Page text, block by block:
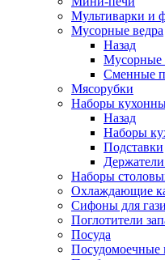
Мультиварки и
Мусорные ведра
Назад
Мусорные
Сменные
Мясорубки
Наборы
Назад
Наборы
Подставки
Наборы
Охлаждающие
Сифоны для
Поглотители
Посуда